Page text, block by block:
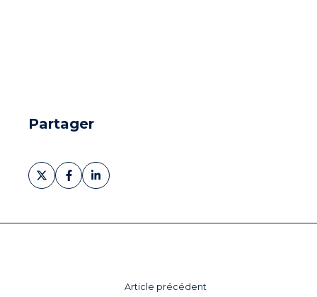
Partager
Partager
sur
Partager
sur
Partager
sur
Article précédent